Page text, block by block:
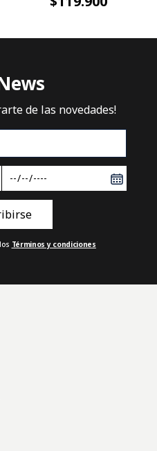
de las novedades!
Términos y condiciones